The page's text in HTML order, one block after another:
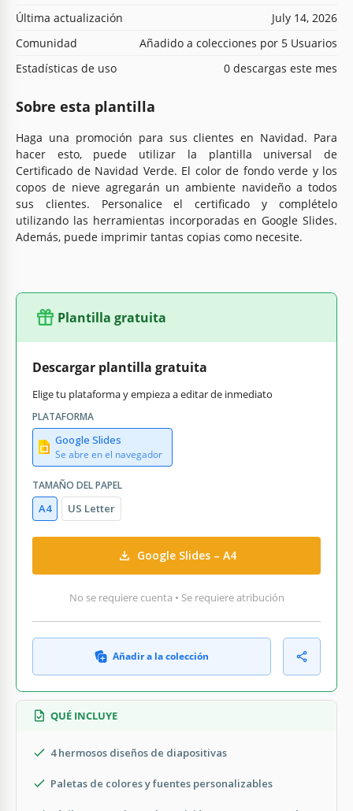
Última actualización
July 14, 2026
Comunidad
Añadido a colecciones por 5 Usuarios
Estadísticas de uso
0 descargas este mes
Sobre esta plantilla
Haga una promoción para sus clientes en Navidad. Para
hacer esto, puede utilizar la plantilla universal de
Certificado de Navidad Verde. El color de fondo verde y los
copos de nieve agregarán un ambiente navideño a todos
sus clientes. Personalice el certificado y complételo
utilizando las herramientas incorporadas en Google Slides.
Además, puede imprimir tantas copias como necesite.
Plantilla gratuita
Descargar plantilla gratuita
Elige tu plataforma y empieza a editar de inmediato
PLATAFORMA
Google Slides
Se abre en el navegador
TAMAÑO DEL PAPEL
A4 US Letter
Google Slides – A4
No se requiere cuenta • Se requiere atribución
Añadir a la colección
QUÉ INCLUYE
4 hermosos diseños de diapositivas
Paletas de colores y fuentes personalizables